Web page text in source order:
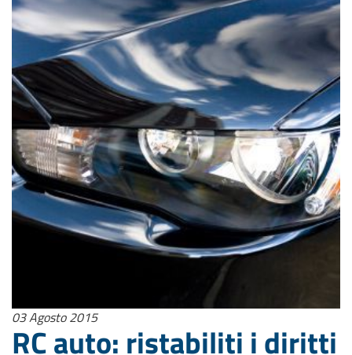
03 Agosto 2015
RC auto: ristabiliti i diritti